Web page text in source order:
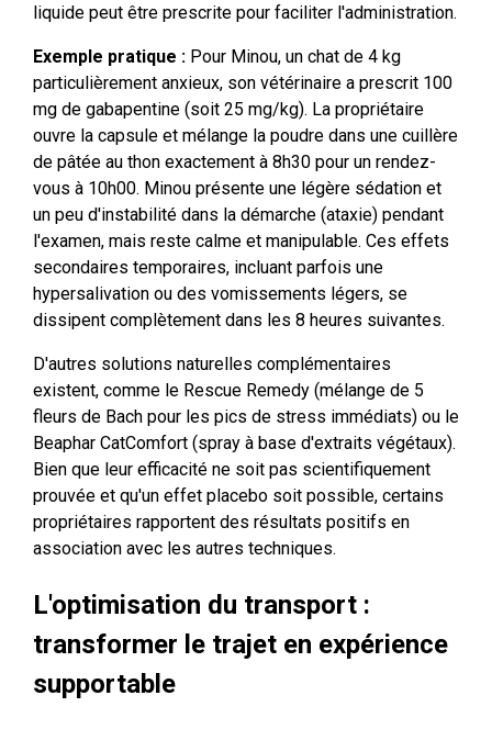
liquide peut être prescrite pour faciliter l'administration.
Exemple pratique :Pour Minou, un chat de 4 kg
particulièrement anxieux, son vétérinaire a prescrit 100
mg de gabapentine (soit 25 mg/kg). La propriétaire
ouvre la capsule et mélange la poudre dans une cuillère
de pâtée au thon exactement à 8h30 pour un rendez-
vous à 10h00. Minou présente une légère sédation et
un peu d'instabilité dans la démarche (ataxie) pendant
l'examen, mais reste calme et manipulable. Ces effets
secondaires temporaires, incluant parfois une
hypersalivation ou des vomissements légers, se
dissipent complètement dans les 8 heures suivantes.
D'autres solutions naturelles complémentaires
existent, comme le Rescue Remedy (mélange de 5
fleurs de Bach pour les pics de stress immédiats) ou le
Beaphar CatComfort (spray à base d'extraits végétaux).
Bien que leur efficacité ne soit pas scientifiquement
prouvée et qu'un effet placebo soit possible, certains
propriétaires rapportent des résultats positifs en
association avec les autres techniques.
L'optimisation du transport :
transformer le trajet en expérience
supportable